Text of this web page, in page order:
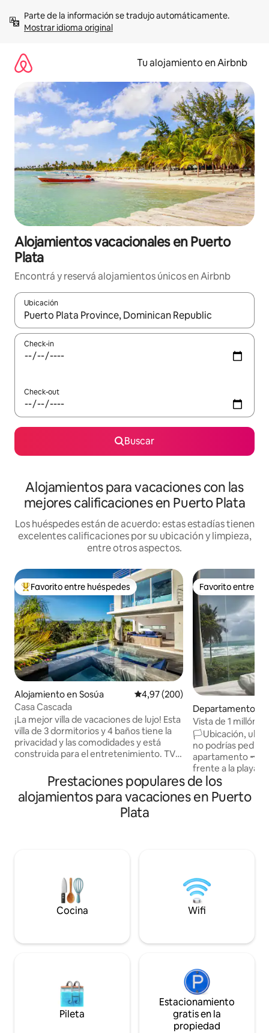
contenidoMostrar idioma original
Tu alojamiento en Airbnb
Alojamientos vacacionales en Puerto
Plata
Encontrá y reservá alojamientos únicos en Airbnb
Ubicación
Cuando los resultados estén disponibles, navegá con las
Check-in
Check-out
Buscar
Alojamientos para vacaciones con las
mejores calificaciones en Puerto Plata
Los huéspedes están de acuerdo: estas estadías tienen
excelentes calificaciones por su ubicación y limpieza,
entre otros aspectos.
Favorito entre los huéspedes más destacados
Favorito entre huéspedes
Alojamiento en Sosúa Calificación promedio: 4,97 de
4,97 (200)
Casa Cascada
¡La mejor villa de vacaciones de lujo! Esta
villa de 3 dormitorios y 4 baños tiene la
privacidad y las comodidades y está
construida para el entretenimiento. TV
seguridad las 24 horas. Disfruta de
hermosas vistas desde la piscina infinita
y el jacuzzi. ¡Para una experiencia
increíble, esta villa es perfecta! Sin
minutos del aeropuerto POP y a 15
minutos del campo de golf Playa Dorado.
Favorito entre
Favorito entre
Departamento
o residencial en
Vista de 1 millón
a la playa |
🏳Ubicación,
no podrías pedir
apartamento
frente a la playa.
dólares❣☮
frontal ☯al mar☮
unas
personal diario
tranquilo,☂ apto
⚜ y a poca
y
Prestaciones populares de los
alojamientos para vacaciones en Puerto
Plata
Cocina Wifi
Pileta
Estacionamiento
gratis en la
propiedad